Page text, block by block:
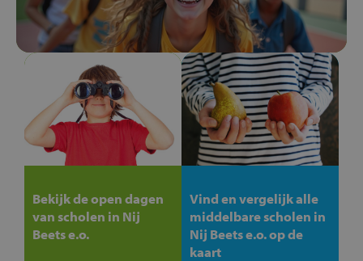
Bekijk de open dagen
van scholen in Nij
Beets e.o.
Vind en vergelijk alle
middelbare scholen in
Nij Beets e.o. op de
kaart